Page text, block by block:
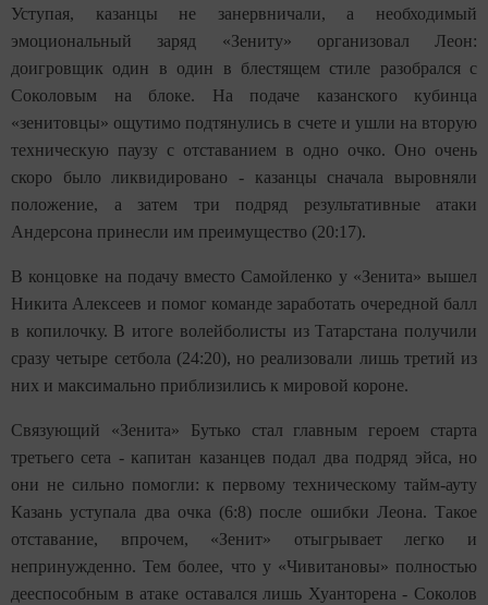
Уступая, казанцы не занервничали, а необходимый
эмоциональный заряд «Зениту» организовал Леон:
доигровщик один в один в блестящем стиле разобрался с
Соколовым на блоке. На подаче казанского кубинца
«зенитовцы» ощутимо подтянулись в счете и ушли на вторую
техническую паузу с отставанием в одно очко. Оно очень
скоро было ликвидировано - казанцы сначала выровняли
положение, а затем три подряд результативные атаки
Андерсона принесли им преимущество (20:17).
В концовке на подачу вместо Самойленко у «Зенита» вышел
Никита Алексеев и помог команде заработать очередной балл
в копилочку. В итоге волейболисты из Татарстана получили
сразу четыре сетбола (24:20), но реализовали лишь третий из
них и максимально приблизились к мировой короне.
Связующий «Зенита» Бутько стал главным героем старта
третьего сета - капитан казанцев подал два подряд эйса, но
они не сильно помогли: к первому техническому тайм-ауту
Казань уступала два очка (6:8) после ошибки Леона. Такое
отставание, впрочем, «Зенит» отыгрывает легко и
непринужденно. Тем более, что у «Чивитановы» полностью
дееспособным в атаке оставался лишь Хуанторена - Соколов